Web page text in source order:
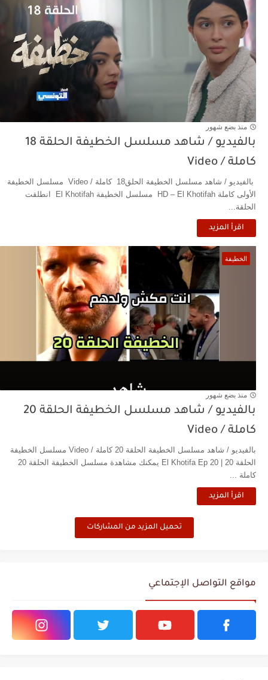
منذ بضع شهور
بالفيديو / شاهد مسلسل الخطيفة الحلقة 18
كاملة / Video
بالفيديو / شاهد مسلسل الخطيفة الحلق18 كاملة / Video مسلسل الخطيفة
الأولى كاملة HD – El Khotifah مسلسل الخطيفة El Khotifah انطلقت
الحلقة...
اقرأ المزيد
الخطيفة
منذ بضع شهور
بالفيديو / شاهد مسلسل الخطيفة الحلقة 20
كاملة / Video
بالفيديو / شاهد مسلسل الخطيفة الحلقة 20 كاملة / Video مسلسل الخطيفة
الحلقة 20 | El Khotifa Ep 20 يمكنك مشاهدة مسلسل الخطيفة الحلقة 20
كاملة ...
اقرأ المزيد
تحميل المزيد من المشاركات
مواقع التواصل الإجتماعي